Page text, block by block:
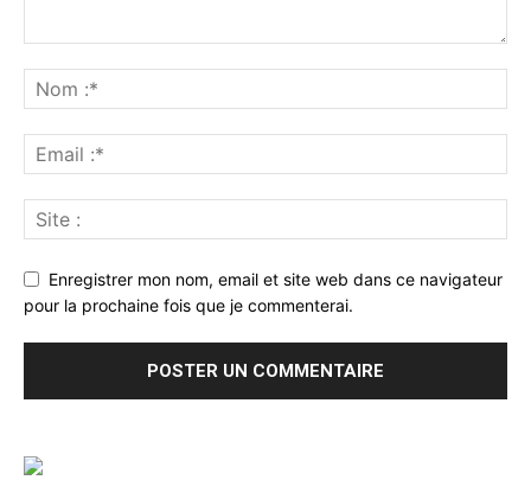
Enregistrer mon nom, email et site web dans ce navigateur
pour la prochaine fois que je commenterai.